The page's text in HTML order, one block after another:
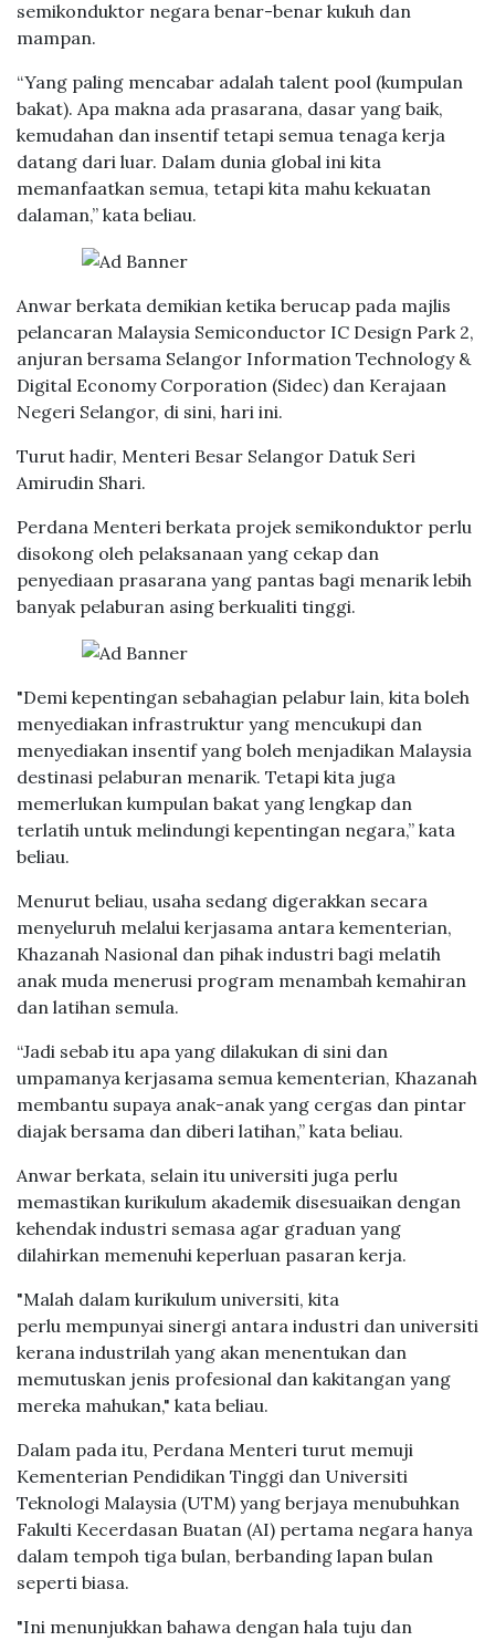
semikonduktor negara benar-benar kukuh dan
mampan.
“Yang paling mencabar adalah talent pool (kumpulan
bakat). Apa makna ada prasarana, dasar yang baik,
kemudahan dan insentif tetapi semua tenaga kerja
datang dari luar. Dalam dunia global ini kita
memanfaatkan semua, tetapi kita mahu kekuatan
dalaman,” kata beliau.
Anwar berkata demikian ketika berucap pada majlis
pelancaran Malaysia Semiconductor IC Design Park 2,
anjuran bersama Selangor Information Technology &
Digital Economy Corporation (Sidec) dan Kerajaan
Negeri Selangor, di sini, hari ini.
Turut hadir, Menteri Besar Selangor Datuk Seri
Amirudin Shari.
Perdana Menteri berkata projek semikonduktor perlu
disokong oleh pelaksanaan yang cekap dan
penyediaan prasarana yang pantas bagi menarik lebih
banyak pelaburan asing berkualiti tinggi.
"Demi kepentingan sebahagian pelabur lain, kita boleh
menyediakan infrastruktur yang mencukupi dan
menyediakan insentif yang boleh menjadikan Malaysia
destinasi pelaburan menarik. Tetapi kita juga
memerlukan kumpulan bakat yang lengkap dan
terlatih untuk melindungi kepentingan negara,” kata
beliau.
Menurut beliau, usaha sedang digerakkan secara
menyeluruh melalui kerjasama antara kementerian,
Khazanah Nasional dan pihak industri bagi melatih
anak muda menerusi program menambah kemahiran
dan latihan semula.
“Jadi sebab itu apa yang dilakukan di sini dan
umpamanya kerjasama semua kementerian, Khazanah
membantu supaya anak-anak yang cergas dan pintar
diajak bersama dan diberi latihan,” kata beliau.
Anwar berkata, selain itu universiti juga perlu
memastikan kurikulum akademik disesuaikan dengan
kehendak industri semasa agar graduan yang
dilahirkan memenuhi keperluan pasaran kerja.
"Malah dalam kurikulum universiti, kita
perlu mempunyai sinergi antara industri dan universiti
kerana industrilah yang akan menentukan dan
memutuskan jenis profesional dan kakitangan yang
mereka mahukan," kata beliau.
Dalam pada itu, Perdana Menteri turut memuji
Kementerian Pendidikan Tinggi dan Universiti
Teknologi Malaysia (UTM) yang berjaya menubuhkan
Fakulti Kecerdasan Buatan (AI) pertama negara hanya
dalam tempoh tiga bulan, berbanding lapan bulan
seperti biasa.
"Ini menunjukkan bahawa dengan hala tuju dan